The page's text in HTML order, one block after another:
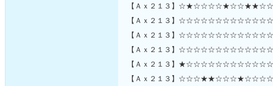
【Ａｘ２１３】
【Ａｘ２１３】
【Ａｘ２１３】
【Ａｘ２１３】
【Ａｘ２１３】
【Ａｘ２１３】